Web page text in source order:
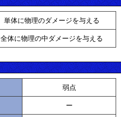
単体に物理のダメージを与える
全体に物理の中ダメージを与える
弱点
ー